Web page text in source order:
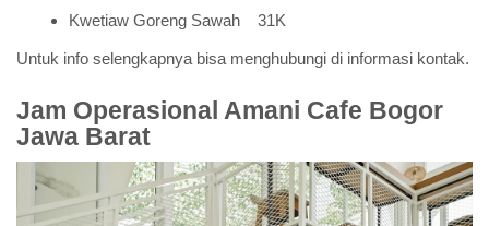
Kwetiaw Goreng Sawah 31K
Untuk info selengkapnya bisa menghubungi di informasi kontak.
Jam Operasional Amani Cafe Bogor
Jawa Barat